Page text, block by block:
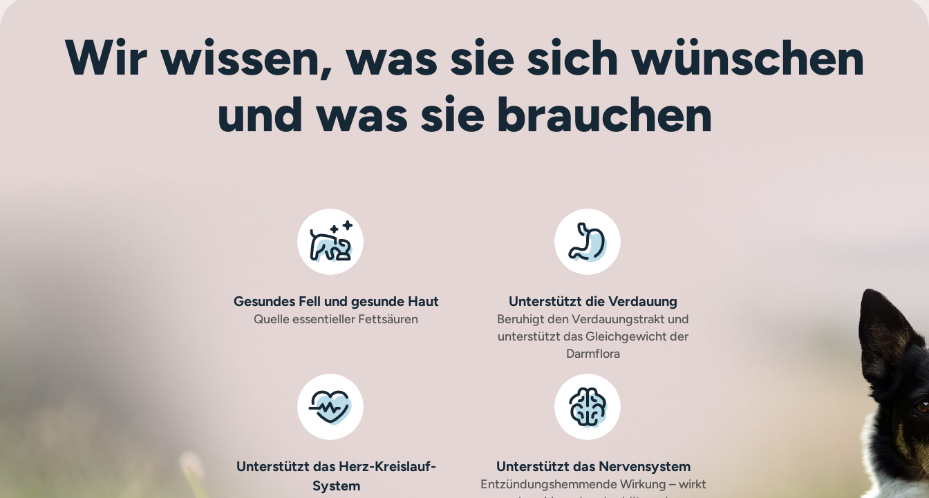
Wir wissen, was sie sich wünschen
und was sie brauchen
Gesundes Fell und gesunde Haut
Quelle essentieller Fettsäuren
Unterstützt die Verdauung
Beruhigt den Verdauungstrakt und
unterstützt das Gleichgewicht der
Darmflora
Unterstützt das Herz-Kreislauf-
System
Unterstützt das Nervensystem
Entzündungshemmende Wirkung – wirkt